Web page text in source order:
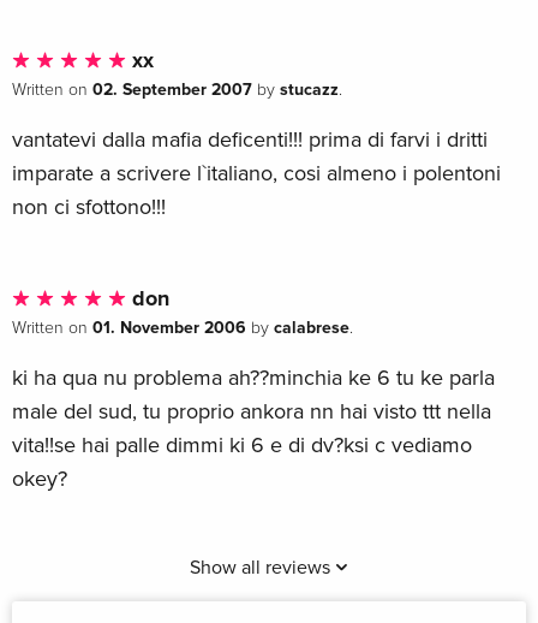
xx
Written on 02. September 2007 by stucazz.
vantatevi dalla mafia deficenti!!! prima di farvi i dritti
imparate a scrivere l`italiano, cosi almeno i polentoni
non ci sfottono!!!
don
Written on 01. November 2006 by calabrese.
ki ha qua nu problema ah??minchia ke 6 tu ke parla
male del sud, tu proprio ankora nn hai visto ttt nella
vita!!se hai palle dimmi ki 6 e di dv?ksi c vediamo
okey?
Show all reviews